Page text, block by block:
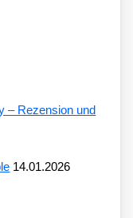
– Rezension und
14.01.2026